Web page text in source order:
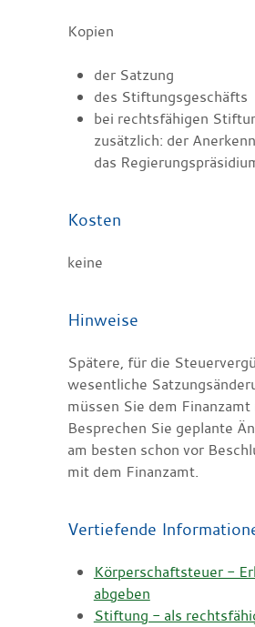
Kopien
der Satzung
des Stiftungsgeschäfts
bei rechtsfähigen
zusätzlich: der
das
Kosten
keine
Hinweise
Spätere, für die
wesentliche
müssen Sie dem
Besprechen Sie geplante
am besten schon vor
mit dem Finanzamt.
Vertiefende
Körperschaftsteuer -
abgeben
Stiftung - als